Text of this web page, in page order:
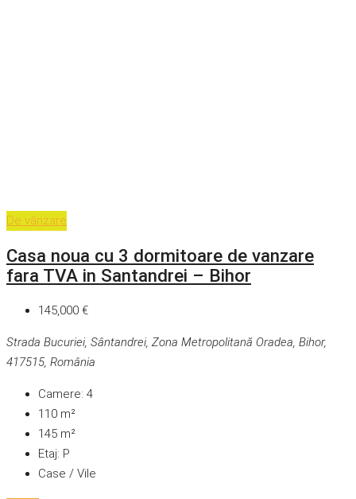
De vânzare
Casa noua cu 3 dormitoare de vanzare
fara TVA in Santandrei – Bihor
145,000 €
Strada Bucuriei, Sântandrei, Zona Metropolitană Oradea, Bihor,
417515, România
Camere: 4
110 m²
145 m²
Etaj: P
Case / Vile